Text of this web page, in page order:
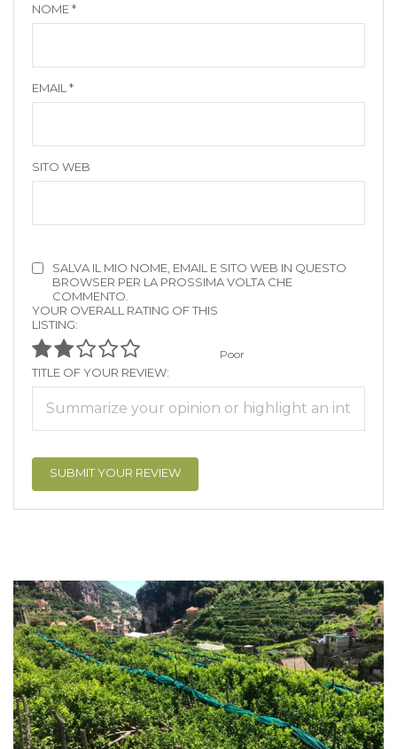
NOME*
EMAIL *
SITO WEB
SALVA IL MIO NOME, EMAIL E SITO WEB IN QUESTO
BROWSER PER LA PROSSIMA VOLTA CHE
COMMENTO.
YOUR OVERALL RATING OF THIS
LISTING:
Poor
TITLE OF YOUR REVIEW: